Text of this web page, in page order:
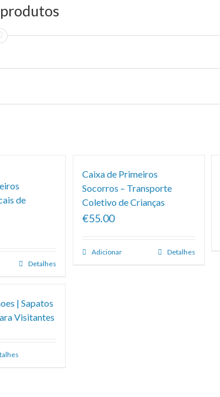
de
Detalhes
Caixa de Primeiros
Socorros – Transporte
Coletivo de Crianças
€55.00
Adicionar Detalhes
| Sapatos
Visitantes